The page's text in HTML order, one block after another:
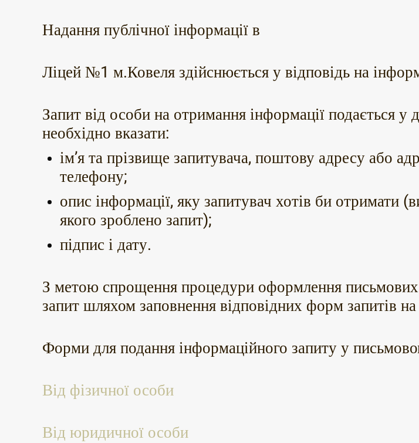
Надання публічної інформації в
Ліцей №1 м.Ковеля здійснюється у відповідь на
Запит від особи на отримання інформації подається
необхідно вказати:
ім’я та прізвище запитувача, поштову адресу або
телефону;
опис інформації, яку запитувач хотів би отримати
якого зроблено запит);
підпис і дату.
З метою спрощення процедури оформлення
запит шляхом заповнення відповідних форм запитів
Форми для подання інформаційного запиту у
Від фізичної особи
Від юридичної особи